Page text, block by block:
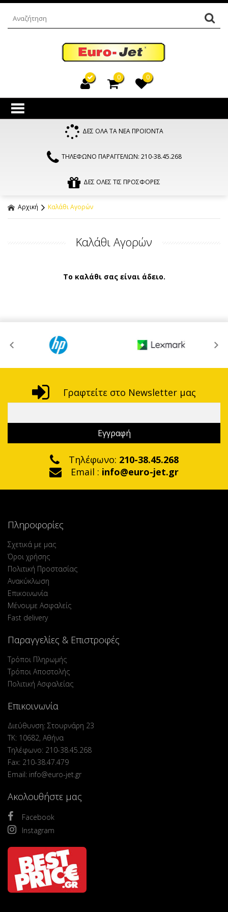
0 0
ΔΕΣ ΟΛΑ ΤΑ ΝΕΑ ΠΡΟΪΟΝΤΑ
ΤΗΛΕΦΩΝΟ ΠΑΡΑΓΓΕΛΙΩΝ: 210-38.45.268
ΔΕΣ ΟΛΕΣ ΤΙΣ ΠΡΟΣΦΟΡΕΣ
Αρχική Καλάθι Αγορών
Καλάθι Αγορών
Το καλάθι σας είναι άδειο.
Γραφτείτε στο Newsletter μας
Τηλέφωνο: 210-38.45.268
Email : info@euro-jet.gr
Πληροφορίες
Σχετικά με μας
Όροι χρήσης
Πολιτική Προστασίας
Ανακύκλωση
Επικοινωνία
Μένουμε Ασφαλείς
Fast delivery
Παραγγελίες & Επιστροφές
Τρόποι Πληρωμής
Τρόποι Αποστολής
Πολιτική Ασφαλείας
Επικοινωνία
Διεύθυνση: Στουρνάρη 23
ΤΚ: 10682, Αθήνα
Τηλέφωνο: 210-38.45.268
Fax: 210-38.47.479
Email: info@euro-jet.gr
Ακολουθήστε μας
Facebook
Instagram